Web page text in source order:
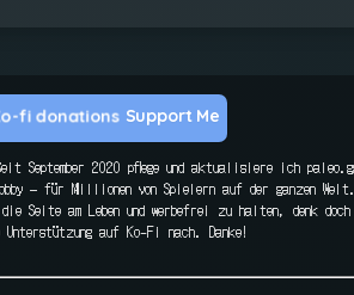
September 2020 pflege und aktualisiere ich
— für Millionen von Spielern auf der ganzen
die Seite am Leben und werbefrei zu halten, denk doch
Unterstützung auf Ko-Fi nach. Danke!
Support Me